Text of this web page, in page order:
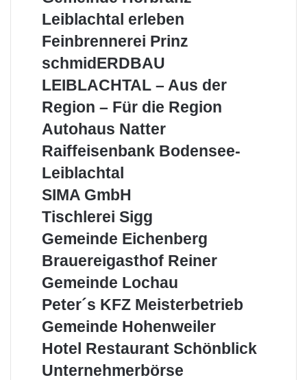
Leiblachtal
Leiblachtal erleben
Feinbrennerei
Feinbrennerei Prinz
schmidERDBAU
–
Aus
Region
–
Für
die
Region
schmidERDBAU
LEIBLACHTAL – Aus der
Region – Für die Region
Autohaus
Autohaus Natter
Raiffeisenbank
Leiblachtal
Raiffeisenbank Bodensee-
Leiblachtal
SIMA
SIMA GmbH
Tischlerei
Tischlerei Sigg
Gemeinde
Gemeinde Eichenberg
Brauereigasthof
Brauereigasthof Reiner
Gemeinde
Gemeinde Lochau
Peter
KFZ
Meisterbetrieb
Peter´s KFZ Meisterbetrieb
Gemeinde
Gemeinde Hohenweiler
Hotel
Schönblick
Hotel Restaurant Schönblick
Unternehmerbörse
Unternehmerbörse